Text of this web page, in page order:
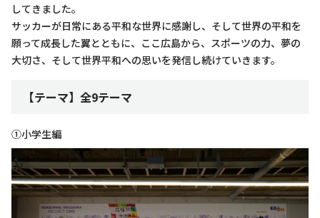
してきました。
サッカーが日常にある平和な世界に感謝し、そして世界の平和を
願って成長した翼とともに、ここ広島から、スポーツの力、夢の
大切さ、そして世界平和への思いを発信し続けていきます。
【テーマ】全9テーマ
①小学生編